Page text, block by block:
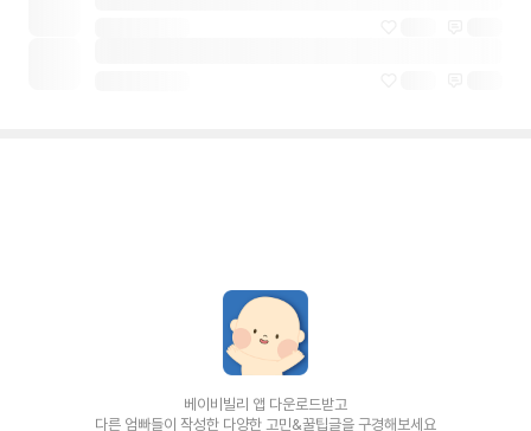
베이비빌리 앱 다운로드받고
다른 엄빠들이 작성한 다양한 고민&꿀팁글을 구경해보세요